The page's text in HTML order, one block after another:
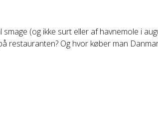
(og ikke surt eller af havnemole i
restauranten? Og hvor køber man